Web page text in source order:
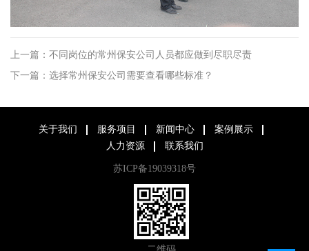
上一篇：不同岗位的常州保安公司人员都应做到尽职尽责
下一篇：选择常州保安公司需要查看哪些标准？
关于我们 服务项目 新闻中心
案例展示
人力资源
联系我们
苏ICP备19039318号